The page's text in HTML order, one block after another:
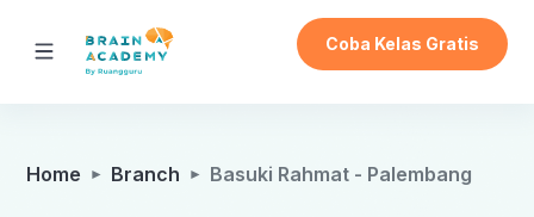
Coba Kelas Gratis
Home Branch Basuki Rahmat - Palembang